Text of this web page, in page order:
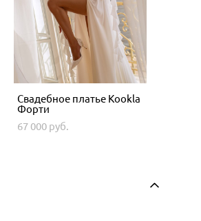
Свадебное платье Kookla
Форти
67 000 pуб.